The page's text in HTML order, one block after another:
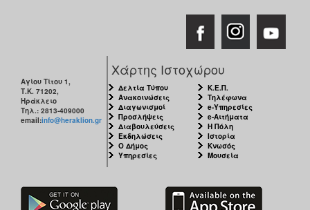
Αγίου Τίτου 1,
Τ.Κ. 71202,
Ηράκλειο
Τηλ.: 2813-409000
email:info@heraklion.gr
Χάρτης Ιστοχώρου
Δελτία Τύπου
Ανακοινώσεις
Διαγωνισμοί
Προσλήψεις
Διαβουλεύσεις
Εκδηλώσεις
Ο Δήμος
Υπηρεσίες
Κ.Ε.Π.
Τηλέφωνα
e-Υπηρεσίες
e-Αιτήματα
Η Πόλη
Ιστορία
Κνωσός
Μουσεία